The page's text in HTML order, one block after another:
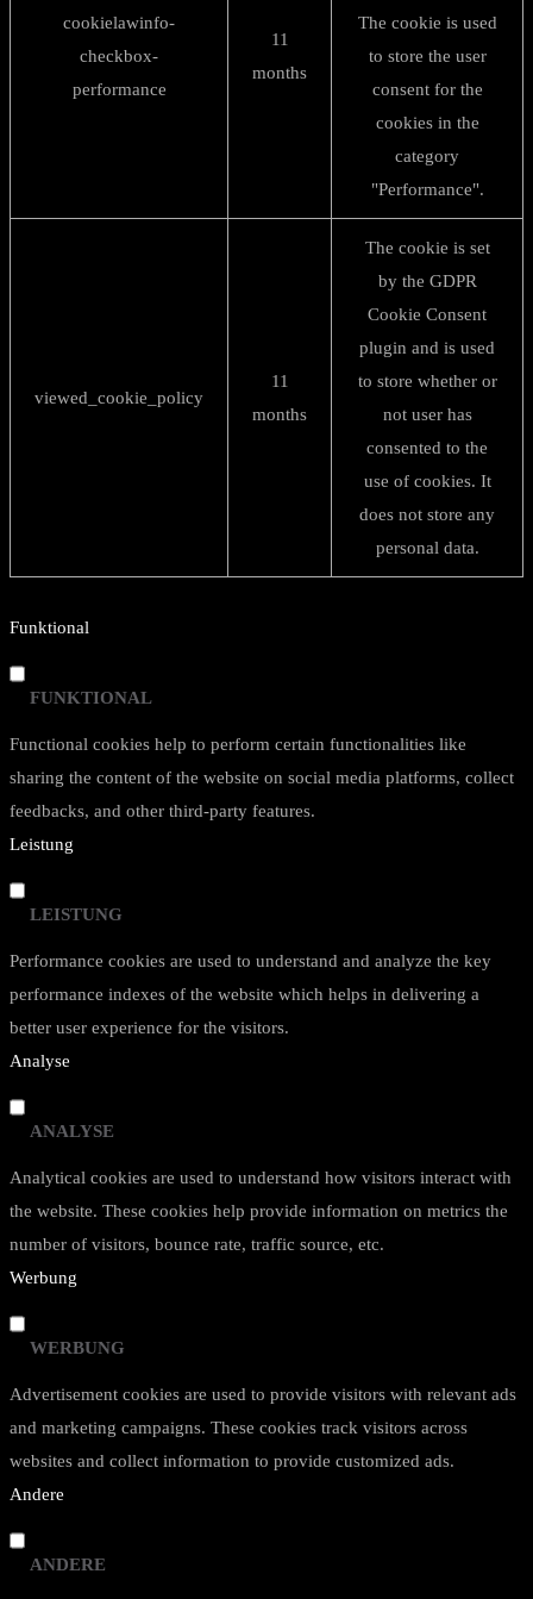
cookielawinfo-
checkbox-
performance
11
months
The cookie is used
to store the user
consent for the
cookies in the
category
"Performance".
viewed_cookie_policy
11
months
The cookie is set
by the GDPR
Cookie Consent
plugin and is used
to store whether or
not user has
consented to the
use of cookies. It
does not store any
personal data.
Funktional
FUNKTIONAL
Functional cookies help to perform certain functionalities like
sharing the content of the website on social media platforms, collect
feedbacks, and other third-party features.
Leistung
LEISTUNG
Performance cookies are used to understand and analyze the key
performance indexes of the website which helps in delivering a
better user experience for the visitors.
Analyse
ANALYSE
Analytical cookies are used to understand how visitors interact with
the website. These cookies help provide information on metrics the
number of visitors, bounce rate, traffic source, etc.
Werbung
WERBUNG
Advertisement cookies are used to provide visitors with relevant ads
and marketing campaigns. These cookies track visitors across
websites and collect information to provide customized ads.
Andere
ANDERE